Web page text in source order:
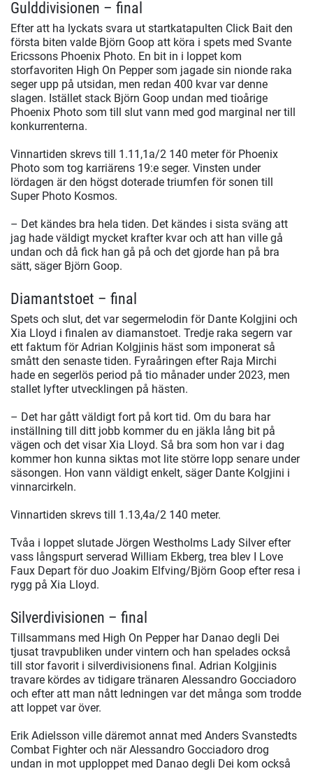
Gulddivisionen – final
Efter att ha lyckats svara ut startkatapulten Click Bait den
första biten valde Björn Goop att köra i spets med Svante
Ericssons Phoenix Photo. En bit in i loppet kom
storfavoriten High On Pepper som jagade sin nionde raka
seger upp på utsidan, men redan 400 kvar var denne
slagen. Istället stack Björn Goop undan med tioårige
Phoenix Photo som till slut vann med god marginal ner till
konkurrenterna.
Vinnartiden skrevs till 1.11,1a/2 140 meter för Phoenix
Photo som tog karriärens 19:e seger. Vinsten under
lördagen är den högst doterade triumfen för sonen till
Super Photo Kosmos.
– Det kändes bra hela tiden. Det kändes i sista sväng att
jag hade väldigt mycket krafter kvar och att han ville gå
undan och då fick han gå på och det gjorde han på bra
sätt, säger Björn Goop.
Diamantstoet – final
Spets och slut, det var segermelodin för Dante Kolgjini och
Xia Lloyd i finalen av diamanstoet. Tredje raka segern var
ett faktum för Adrian Kolgjinis häst som imponerat så
smått den senaste tiden. Fyraåringen efter Raja Mirchi
hade en segerlös period på tio månader under 2023, men
stallet lyfter utvecklingen på hästen.
– Det har gått väldigt fort på kort tid. Om du bara har
inställning till ditt jobb kommer du en jäkla lång bit på
vägen och det visar Xia Lloyd. Så bra som hon var i dag
kommer hon kunna siktas mot lite större lopp senare under
säsongen. Hon vann väldigt enkelt, säger Dante Kolgjini i
vinnarcirkeln.
Vinnartiden skrevs till 1.13,4a/2 140 meter.
Tvåa i loppet slutade Jörgen Westholms Lady Silver efter
vass långspurt serverad William Ekberg, trea blev I Love
Faux Depart för duo Joakim Elfving/Björn Goop efter resa i
rygg på Xia Lloyd.
Silverdivisionen – final
Tillsammans med High On Pepper har Danao degli Dei
tjusat travpubliken under vintern och han spelades också
till stor favorit i silverdivisionens final. Adrian Kolgjinis
travare kördes av tidigare tränaren Alessandro Gocciadoro
och efter att man nått ledningen var det många som trodde
att loppet var över.
Erik Adielsson ville däremot annat med Anders Svanstedts
Combat Fighter och när Alessandro Gocciadoro drog
undan in mot upploppet med Danao degli Dei kom också